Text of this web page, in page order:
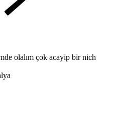
olalım çok acayip bir nich